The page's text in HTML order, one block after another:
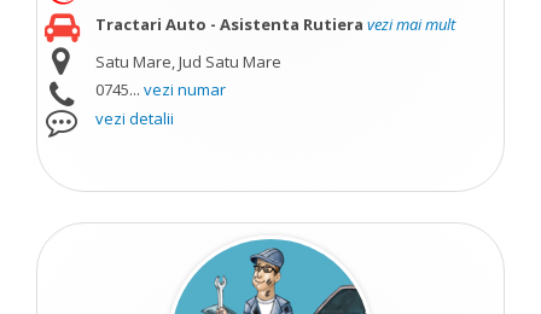
Tractari Auto - Asistenta Rutiera vezi mai mult
Satu Mare, Jud Satu Mare
0745... vezi numar
vezi detalii